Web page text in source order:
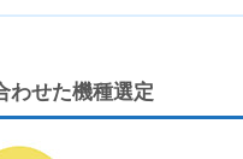
わせた機種選定